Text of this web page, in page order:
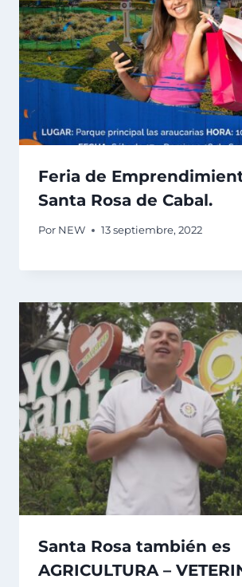
Feria de
Santa Rosa de Cabal.
Por NEW 13 septiembre, 2022
Santa Rosa también es
AGRICULTURA –